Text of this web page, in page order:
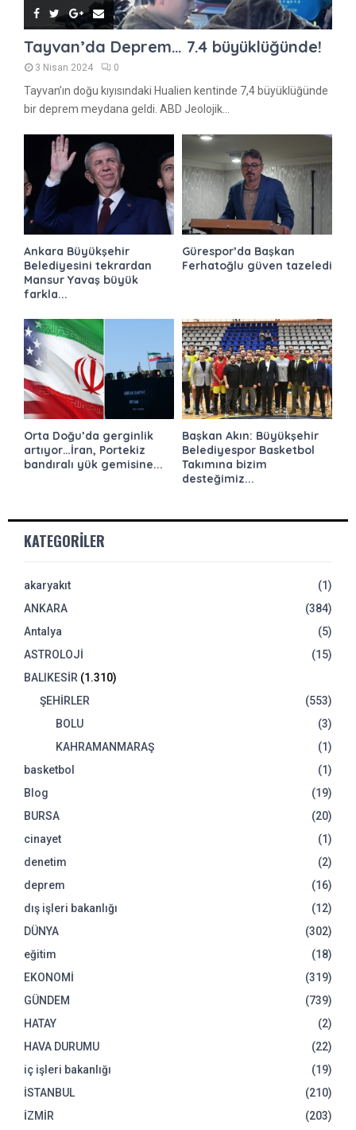
Tayvan’da Deprem… 7.4 büyüklüğünde!
3 Nisan 2024 0
Tayvan’ın doğu kıyısındaki Hualien kentinde 7,4 büyüklüğünde
bir deprem meydana geldi. ABD Jeolojik...
Ankara Büyükşehir
Belediyesini tekrardan
Mansur Yavaş büyük
farkla...
Gürespor’da Başkan
Ferhatoğlu güven tazeledi
Orta Doğu’da gerginlik
artıyor…İran, Portekiz
bandıralı yük gemisine...
Başkan Akın: Büyükşehir
Belediyespor Basketbol
Takımına bizim
desteğimiz...
KATEGORILER
akaryakıt
(1)
ANKARA
(384)
Antalya
(5)
ASTROLOJİ
(15)
BALIKESİR (1.310)
ŞEHİRLER
(553)
BOLU
(3)
KAHRAMANMARAŞ
(1)
basketbol
(1)
Blog
(19)
BURSA
(20)
cinayet
(1)
denetim
(2)
deprem
(16)
dış işleri bakanlığı
(12)
DÜNYA
(302)
eğitim
(18)
EKONOMİ
(319)
GÜNDEM
(739)
HATAY
(2)
HAVA DURUMU
(22)
iç işleri bakanlığı
(19)
İSTANBUL
(210)
İZMİR
(203)